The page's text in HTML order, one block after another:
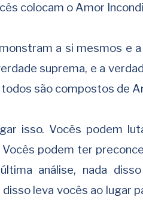
colocam o Amor
a si mesmos e
suprema, e a
são compostos de
isso. Vocês podem
podem ter
análise, nada
leva vocês ao lugar